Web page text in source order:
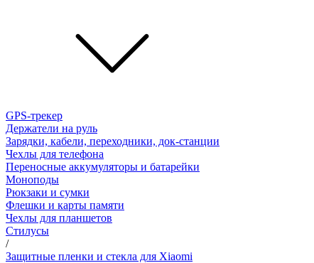
GPS-трекер
Держатели на руль
Зарядки, кабели, переходники, док-станции
Чехлы для телефона
Переносные аккумуляторы и батарейки
Моноподы
Рюкзаки и сумки
Флешки и карты памяти
Чехлы для планшетов
Стилусы
/
Защитные пленки и стекла для Xiaomi